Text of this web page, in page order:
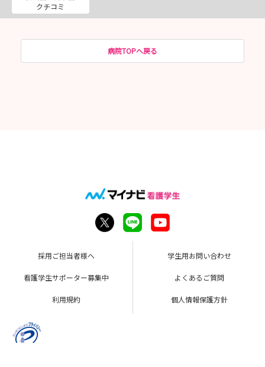
クチコミ
病院TOPへ戻る
採用ご担当者様へ 学生用お問い合わせ
看護学生サポーター募集中 よくあるご質問
利用規約 個人情報保護方針